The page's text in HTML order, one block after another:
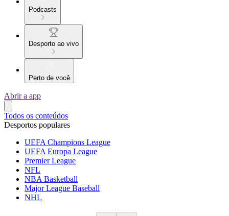
Podcasts
Desporto ao vivo
Perto de você
Abrir a app
Todos os conteúdos
Desportos populares
UEFA Champions League
UEFA Europa League
Premier League
NFL
NBA Basketball
Major League Baseball
NHL